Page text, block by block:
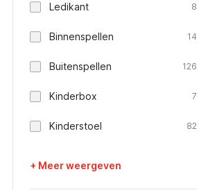
Ledikant 8
Binnenspellen 14
Buitenspellen 126
Kinderbox 7
Kinderstoel 82
+ Meer weergeven